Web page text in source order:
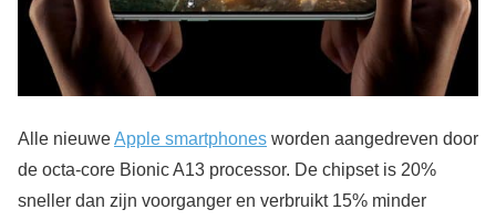
Alle nieuweApple smartphones worden aangedreven door
de octa-core Bionic A13 processor. De chipset is 20%
sneller dan zijn voorganger en verbruikt 15% minder